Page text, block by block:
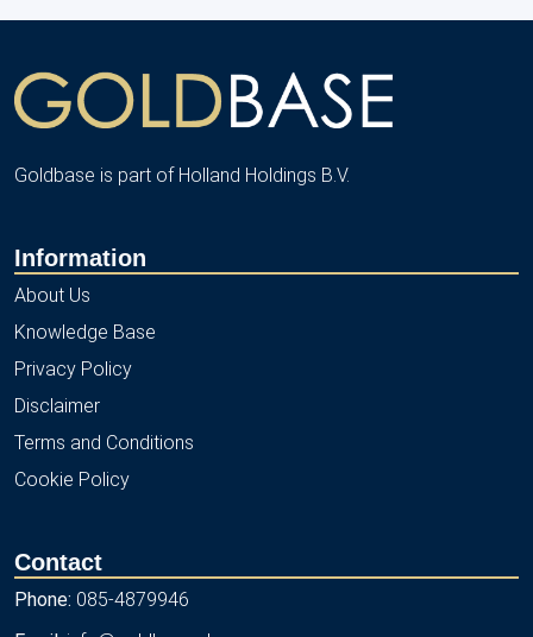
Goldbase is part of Holland Holdings B.V.
Information
About Us
Knowledge Base
Privacy Policy
Disclaimer
Terms and Conditions
Cookie Policy
Contact
Phone: 085-4879946